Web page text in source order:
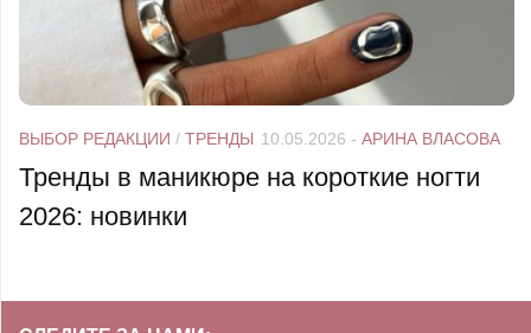
ВЫБОР РЕДАКЦИИ / ТРЕНДЫ 10.05.2026 - АРИНА ВЛАСОВА
Тренды в маникюре на короткие ногти
2026: новинки